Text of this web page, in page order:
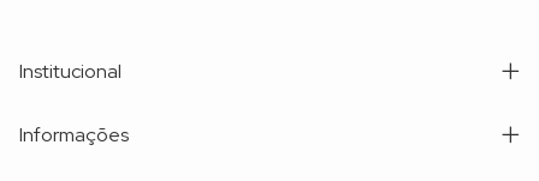
Institucional
Informações